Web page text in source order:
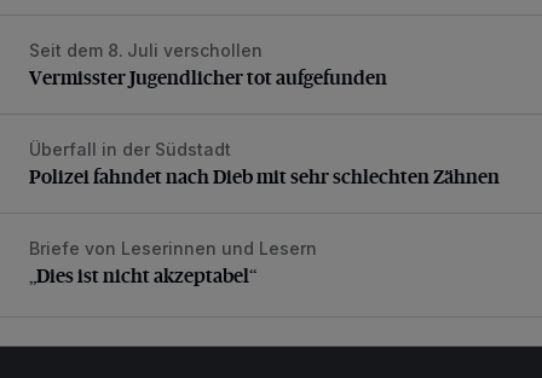
Vermisster Jugendlicher tot aufgefunden
Seit dem 8. Juli verschollen
Vermisster Jugendlicher tot aufgefunden
Polizei fahndet nach Dieb mit sehr schlechten Zähnen
Überfall in der Südstadt
Polizei fahndet nach Dieb mit sehr schlechten Zähnen
„Dies ist nicht akzeptabel“
Briefe von Leserinnen und Lesern
„Dies ist nicht akzeptabel“